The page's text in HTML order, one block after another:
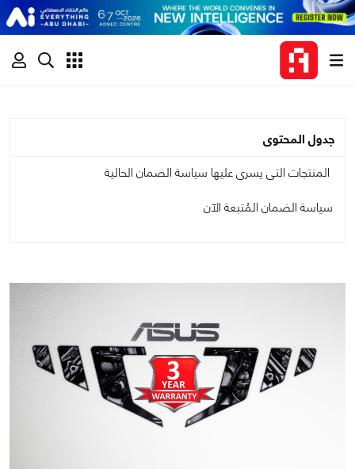
جدول المحتوى
المنتجات التى يسرى عليها سياسة الضمان الحالية
سياسة الضمان المُتبعة الآن